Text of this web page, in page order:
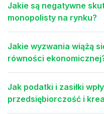
Jakie są negatywne
monopolisty na rynku?
Jakie wyzwania wiążą
równości
Jak podatki i zasiłki
przedsiębiorczość i